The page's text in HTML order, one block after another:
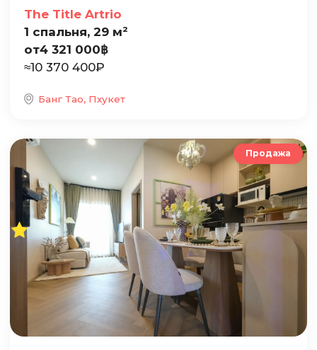
The Title Artrio
1 спальня, 29 м²
от4 321 000฿
≈10 370 400₽
Банг Тао, Пхукет
Продажа